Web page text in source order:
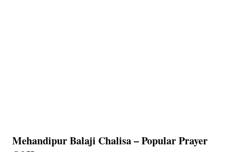
Mehandipur Balaji Chalisa – Popular Prayer